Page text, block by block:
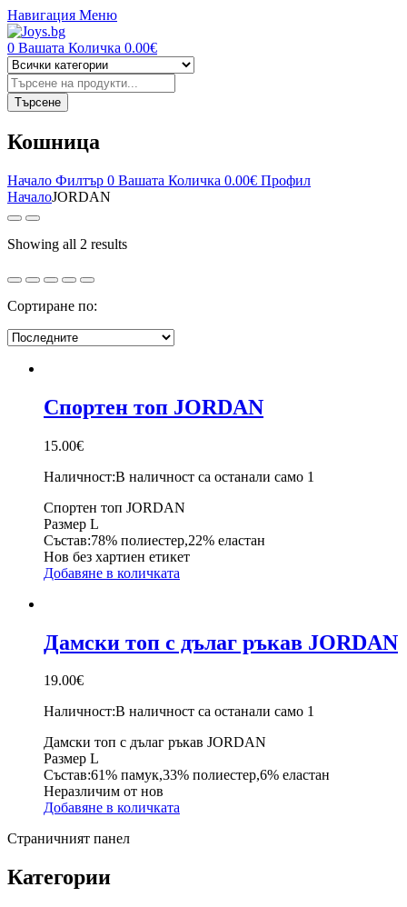
Навигация Меню
0 Вашата Количка 0.00€
Търсене
на
продукти
Търсене
Кошница
Начало Филтър 0 Вашата Количка 0.00€ Профил
НачалоJORDAN
Showing all 2 resultsSorted
Сортиране по:
Спортен топ JORDAN
15.00€
Наличност:В наличност са останали само 1
Спортен топ JORDAN
Размер L
Състав:78% полиестер,22% еластан
Нов без хартиен етикет
Добавяне в количката
Дамски топ с дълаг ръкав JORDAN
19.00€
Наличност:В наличност са останали само 1
Дамски топ с дълаг ръкав JORDAN
Размер L
Състав:61% памук,33% полиестер,6% еластан
Неразличим от нов
Добавяне в количката
Страничният панел
Категории